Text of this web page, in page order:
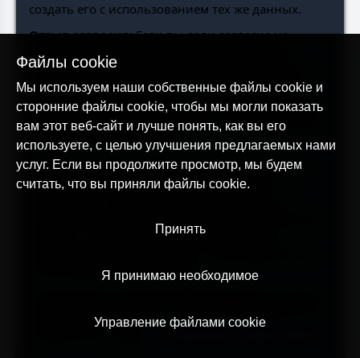
создать его с использованием тех же данных.
Отзыв согласия:Если вы дали согласие на
обработку ваших данных для определенных
целей (например, для маркетинга), вы можете в
любое время отозвать его. Это не повлияет на
обработку, проведенную до отзыва. В некоторых
случаях отзыв согласия может ограничить доступ
к определенным услугам.
Отписка от маркетинговых сообщений:Вы
можете отключить получение рекламных
наших письмах или изменив настройки в вашем
аккаунте. Однако вы продолжите получать
использования наших услуг.
Вы можете отказаться от персонализированных
объявлений, следуя
инструкциям Google AdSense
Файлы cookie
Мы используем наши собственные файлы cookie и
сторонние файлы cookie, чтобы мы могли показать
вам этот веб-сайт и лучше понять, как вы его
используете, с целью улучшения предлагаемых нами
услуг. Если вы продолжите просмотр, мы будем
считать, что вы приняли файлы cookie.
Принять
Я принимаю необходимое
Управление файлами cookie